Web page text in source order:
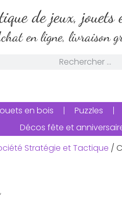
de jeux,
en ligne, livraison
en bois Puzzles
Décos fête et
Stratégie et Tactique /